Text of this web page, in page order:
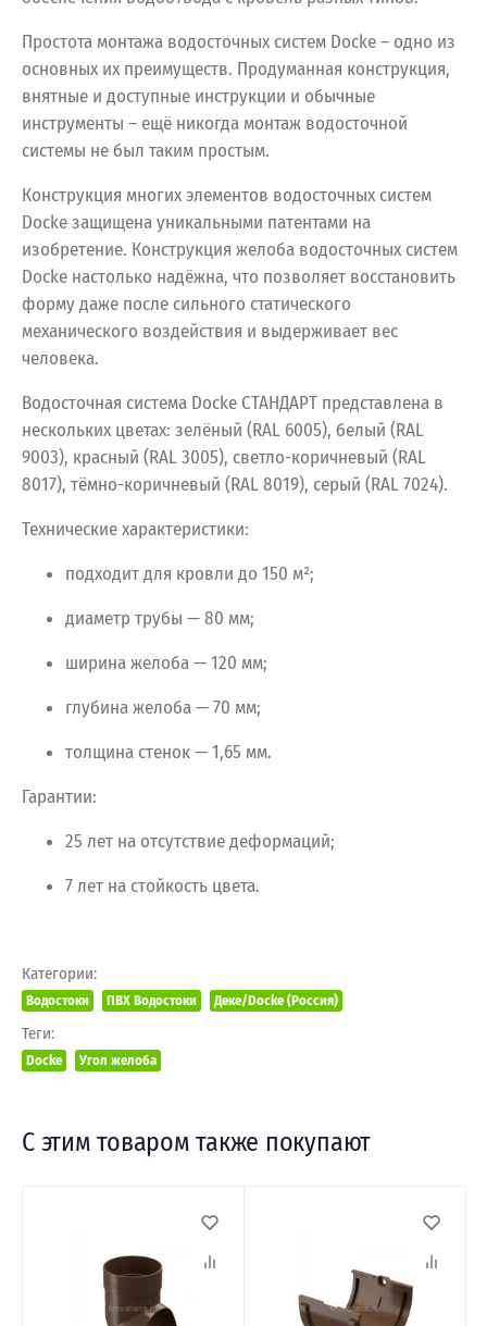
Простота монтажа водосточных систем Docke – одно из
основных их преимуществ. Продуманная конструкция,
внятные и доступные инструкции и обычные
инструменты – ещё никогда монтаж водосточной
системы не был таким простым.
Конструкция многих элементов водосточных систем
Docke защищена уникальными патентами на
изобретение. Конструкция желоба водосточных систем
Docke настолько надёжна, что позволяет восстановить
форму даже после сильного статического
механического воздействия и выдерживает вес
человека.
Водосточная система Docke СТАНДАРТ представлена в
нескольких цветах: зелёный (RAL 6005), белый (RAL
9003), красный (RAL3005), светло-коричневый (RAL
8017), тёмно-коричневый (RAL8019), серый (RAL7024).
Техническиехарактеристики:
подходитдля кровли до 150 м²;
диаметр трубы — 80 мм;
ширинажелоба— 120 мм;
глубинажелоба— 70 мм;
толщина стенок— 1,65 мм.
Гарантии:
25 лет на отсутствиедеформаций;
7лет на стойкость цвета.
Категории:
Водостоки ПВХ Водостоки Деке/Docke (Россия)
Теги:
Docke Угол желоба
С этим товаром также покупают